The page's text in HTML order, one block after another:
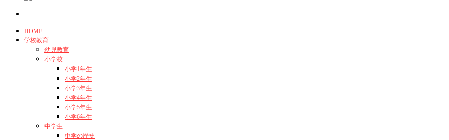
HOME
学校教育
幼児教育
小学校
小学1年生
小学2年生
小学3年生
小学4年生
小学5年生
小学6年生
中学生
中学の歴史